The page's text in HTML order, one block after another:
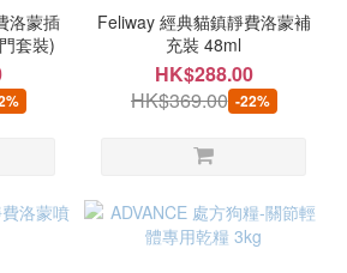
洛蒙插
套裝)
Feliway 經典貓鎮靜費洛蒙補
充裝 48ml
HK$288.00
HK$369.00 -22%